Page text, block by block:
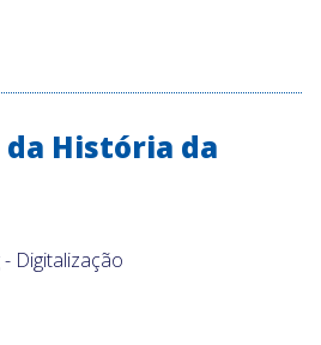
História da
Digitalização